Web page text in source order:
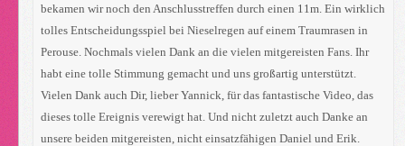
bekamen wir noch den Anschlusstreffen durch einen 11m. Ein wirklich
tolles Entscheidungsspiel bei Nieselregen auf einem Traumrasen in
Perouse. Nochmals vielen Dank an die vielen mitgereisten Fans. Ihr
habt eine tolle Stimmung gemacht und uns großartig unterstützt.
Vielen Dank auch Dir, lieber Yannick, für das fantastische Video, das
dieses tolle Ereignis verewigt hat. Und nicht zuletzt auch Danke an
unsere beiden mitgereisten, nicht einsatzfähigen Daniel und Erik.